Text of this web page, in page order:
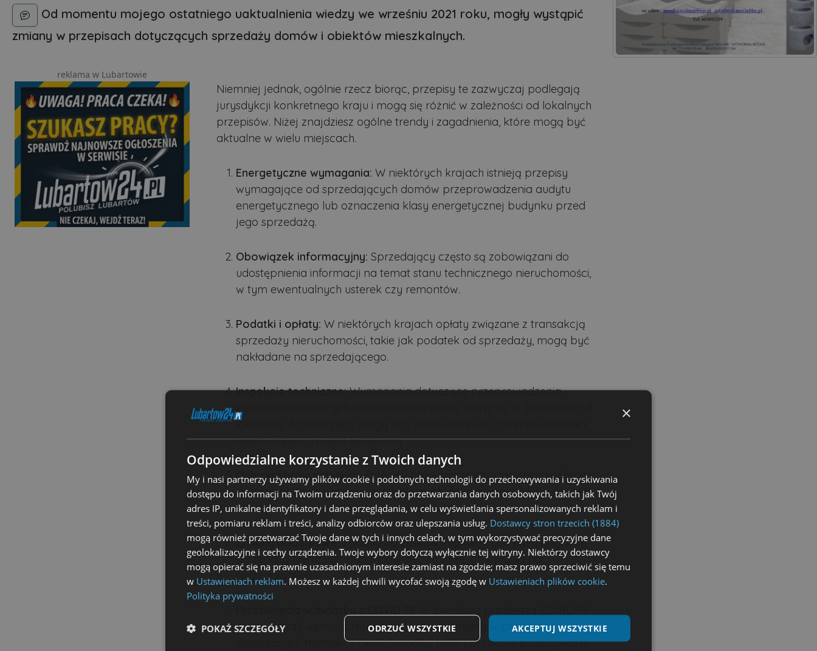
Od momentu mojego ostatniego uaktualnienia wiedzy we wrześniu 2021 roku, mogły wystąpić
zmiany w przepisach dotyczących sprzedaży domów i obiektów mieszkalnych.
reklama w Lubartowie
Niemniej jednak, ogólnie rzecz biorąc, przepisy te zazwyczaj podlegają
jurysdykcji konkretnego kraju i mogą się różnić w zależności od lokalnych
przepisów. Niżej znajdziesz ogólne trendy i zagadnienia, które mogą być
aktualne w wielu miejscach.
Energetyczne wymagania: W niektórych krajach istnieją przepisy
wymagające od sprzedających domów przeprowadzenia audytu
energetycznego lub oznaczenia klasy energetycznej budynku przed
jego sprzedażą.
Obowiązek informacyjny: Sprzedający często są zobowiązani do
udostępnienia informacji na temat stanu technicznego nieruchomości,
w tym ewentualnych usterek czy remontów.
Podatki i opłaty: W niektórych krajach opłaty związane z transakcją
sprzedaży nieruchomości, takie jak podatek od sprzedaży, mogą być
nakładane na sprzedającego.
Inspekcje techniczne:Wymagania dotyczące przeprowadzenia
lokalizacji. Sprzedający mogą być zobowiązani do przeprowadzenia
takich inspekcji przed sprzedażą.
Ochrona praw nabywcy:Przepisy prawne często zapewniają ochronę
praw nabywcy, wymagając określonych dokumentów, takich jak akt
notarialny, który potwierdza legalność transakcji.
Zmiany podatkowe:Podatki od zysków kapitałowych związanych ze
sprzedażą nieruchomości mogą ulec zmianie, co wpływa na
sprzedającego.
mogą zostać wprowadzone tymczasowe zmiany w przepisach
dotyczących transakcji nieruchomości, takie jak zdalne podpisywanie
×
Odpowiedzialne korzystanie z Twoich danych
My i nasi partnerzy używamy plików cookie i podobnych technologii do przechowywania i uzyskiwania
dostępu do informacji na Twoim urządzeniu oraz do przetwarzania danych osobowych, takich jak Twój
adres IP, unikalne identyfikatory i dane przeglądania, w celu wyświetlania spersonalizowanych reklam i
treści, pomiaru reklam i treści, analizy odbiorców oraz ulepszania usług. Dostawcy stron trzecich (1884)
mogą również przetwarzać Twoje dane w tych i innych celach, w tym wykorzystywać precyzyjne dane
geolokalizacyjne i cechy urządzenia. Twoje wybory dotyczą wyłącznie tej witryny. Niektórzy dostawcy
mogą opierać się na prawnie uzasadnionym interesie zamiast na zgodzie; masz prawo sprzeciwić się temu
w Ustawieniach reklam. Możesz w każdej chwili wycofać swoją zgodę w Ustawieniach plików cookie.
Polityka prywatności
AKCEPTUJ WSZYSTKIE
ODRZUĆ WSZYSTKIE
POKAŻ SZCZEGÓŁY